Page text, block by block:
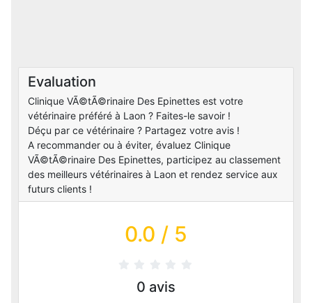
Evaluation
Clinique VÃ©tÃ©rinaire Des Epinettes est votre
vétérinaire préféré à Laon ? Faites-le savoir !
Déçu par ce vétérinaire ? Partagez votre avis !
A recommander ou à éviter, évaluez Clinique
VÃ©tÃ©rinaire Des Epinettes, participez au classement
des meilleurs vétérinaires à Laon et rendez service aux
futurs clients !
0.0 / 5
0 avis